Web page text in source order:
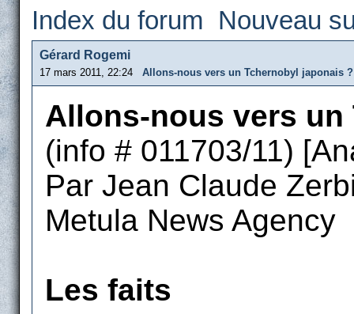
Index du forum Nouveau
Gérard Rogemi
17 mars 2011, 22:24 Allons-nous vers un Tchernobyl japonais ?
Allons-nous vers
(info # 011703/11)
Par Jean Claude
Metula News Agency
Les faits